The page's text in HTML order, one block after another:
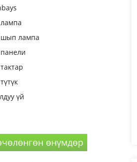
лампа
шып лампа
панели
үй
өнүмдөр